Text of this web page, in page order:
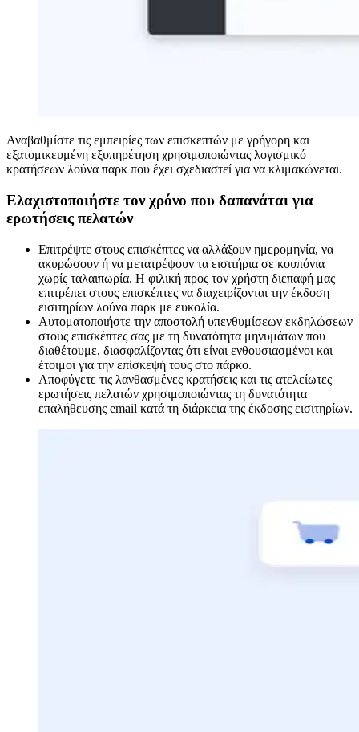
Αναβαθμίστε τις εμπειρίες των επισκεπτών με γρήγορη και
εξατομικευμένη εξυπηρέτηση χρησιμοποιώντας λογισμικό
κρατήσεων λούνα παρκ που έχει σχεδιαστεί για να κλιμακώνεται.
Ελαχιστοποιήστε τον χρόνο που δαπανάται για
ερωτήσεις πελατών
Επιτρέψτε στους επισκέπτες να αλλάξουν ημερομηνία, να
ακυρώσουν ή να μετατρέψουν τα εισιτήρια σε κουπόνια
χωρίς ταλαιπωρία. Η φιλική προς τον χρήστη διεπαφή μας
επιτρέπει στους επισκέπτες να διαχειρίζονται την έκδοση
εισιτηρίων λούνα παρκ με ευκολία.
Αυτοματοποιήστε την αποστολή υπενθυμίσεων εκδηλώσεων
στους επισκέπτες σας με τη δυνατότητα μηνυμάτων που
διαθέτουμε, διασφαλίζοντας ότι είναι ενθουσιασμένοι και
έτοιμοι για την επίσκεψή τους στο πάρκο.
Αποφύγετε τις λανθασμένες κρατήσεις και τις ατελείωτες
ερωτήσεις πελατών χρησιμοποιώντας τη δυνατότητα
επαλήθευσης email κατά τη διάρκεια της έκδοσης εισιτηρίων.